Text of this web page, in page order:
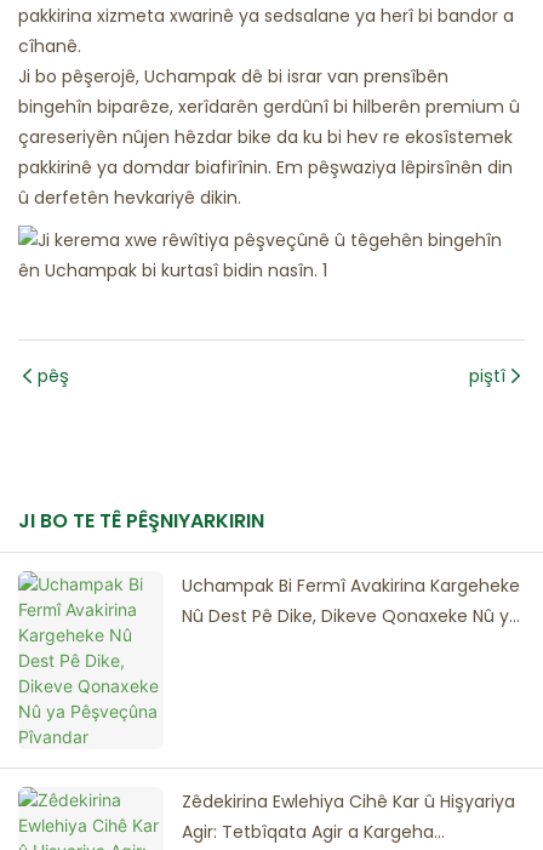
pakkirina xizmeta xwarinê ya sedsalane ya herî bi bandor a
cîhanê.
Ji bo pêşerojê, Uchampak dê bi israr van prensîbên
bingehîn biparêze, xerîdarên gerdûnî bi hilberên premium û
çareseriyên nûjen hêzdar bike da ku bi hev re ekosîstemek
pakkirinê ya domdar biafirînin. Em pêşwaziya lêpirsînên din
û derfetên hevkariyê dikin.
pêş piştî
JI BO TE TÊ PÊŞNIYARKIRIN
Uchampak Bi Fermî Avakirina Kargeheke
Nû Dest Pê Dike, Dikeve Qonaxeke Nû ya
Zêdekirina Ewlehiya Cihê Kar û Hişyariya
Agir: Tetbîqata Agir a Kargeha